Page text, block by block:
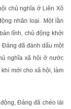
chủ nghĩa ở Liên Xô
nhân loại. Một lần
lĩnh, chủ động khởi
đã đánh dấu một
nghĩa xã hội ở nước
mới cho xã hội, làm
Đảng đã chèo lái